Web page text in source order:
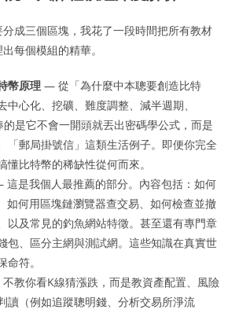
成三個區塊，我花了一段時間把所有教材
每個模組的精華。
幣原理 — 從「為什麼中本聰要創造比特
中心化、挖礦、難度調整、減半週期、
的是它不會一開頭就丟出密碼學公式，而是
「郵局掛號信」這類生活例子。即便你完全
懂比特幣的稀缺性從何而來。
是我個人最推薦的部分。內容包括：如何
如何用區塊鏈瀏覽器查交易、如何檢查並撤
以及常見的釣魚網站特徵。甚至還有專門章
包、區分主網與測試網。這些知識在真實世
符。
教你看K線猜漲跌，而是教資產配置、風險
讀（例如追蹤聰明錢、分析交易所淨流